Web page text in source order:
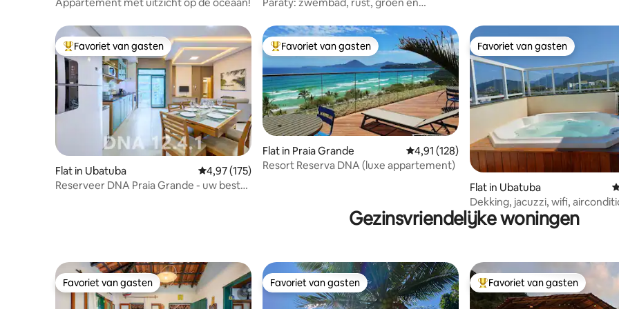
Topfavoriet van gasten
Favoriet van gasten
Flat in Ubatuba Gemiddelde beoordeling van 4,97 op 5, 175 recensies
4,97 (175)
Reserveer DNA Praia Grande - uw beste
Topfavoriet van gasten
Favoriet van gasten
Flat in Praia Grande Gemiddelde beoordeling van 4,91 op 5, 128
4,91 (128)
Resort Reserva DNA (luxe appartement)
Favoriet van gasten
Favoriet van gasten
Flat in Ubatuba
Dekking, jacuzzi, wifi,
twee parkeerplaatsen
Gezinsvriendelijke woningen
Favoriet van gasten
Favoriet van gasten Favoriet van gasten
Favoriet van gasten Topfavoriet van gasten
Favoriet van gasten